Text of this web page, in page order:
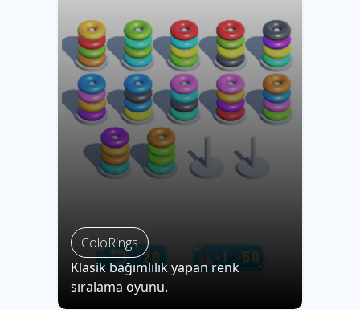
ColoRings
Klasik bağımlılık yapan renk
sıralama oyunu.